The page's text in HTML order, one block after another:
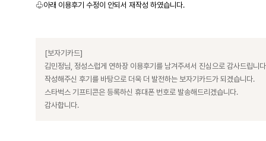
♧아래 이용후기 수정이 안되서 재작성 하였습니다.
[보자기카드]
김민정님, 정성스럽게 연하장 이용후기를 남겨주셔서 진심으로 감사드립니
작성해주신 후기를 바탕으로 더욱 더 발전하는 보자기카드가 되겠습니다.
스타벅스 기프티콘은 등록하신 휴대폰 번호로 발송해드리겠습니다.
감사합니다.